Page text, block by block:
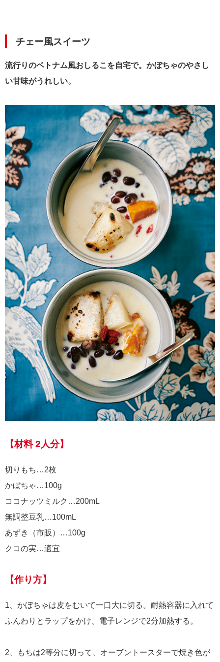
チェー風スイーツ
流行りのベトナム風おしるこを自宅で。かぼちゃのやさし
い甘味がうれしい。
【材料 2人分】
切りもち…2枚
かぼちゃ…100g
ココナッツミルク…200mL
無調整豆乳…100mL
あずき（市販）…100g
クコの実…適宜
【作り方】
1、かぼちゃは皮をむいて一口大に切る。耐熱容器に入れて
ふんわりとラップをかけ、電子レンジで2分加熱する。
2、もちは2等分に切って、オーブントースターで焼き色が